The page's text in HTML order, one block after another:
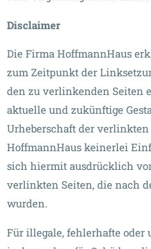
Disclaimer
Die Firma HoffmannHaus
zum Zeitpunkt der
den zu verlinkenden Seiten
aktuelle und zukünftige
Urheberschaft der
HoffmannHaus keinerlei
sich hiermit ausdrücklich
verlinkten Seiten, die nach
wurden.
Für illegale, fehlerhafte